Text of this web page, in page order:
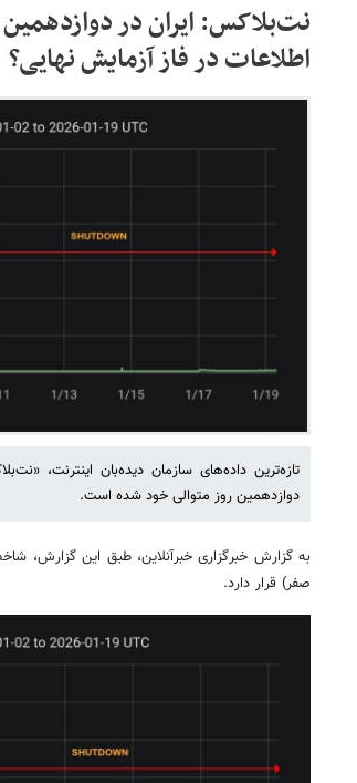
نت‌بلاکس: ایران در
اطلاعات در فاز آزمایش نهایی؟
تازه‌ترین داده‌های سازمان دیده‌بان اینترنت،
دوازدهمین روز متوالی خود شده است.
به گزارش خبرگزاری خبرآنلاین، طبق این
صفر) قرار دارد.